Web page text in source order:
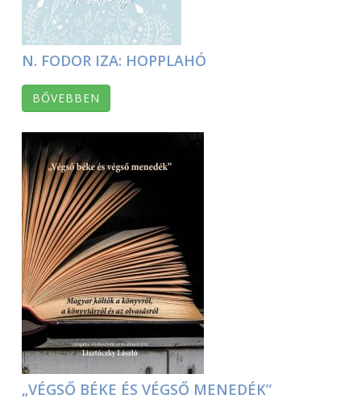
N. FODOR IZA: HOPPLAHÓ
BŐVEBBEN
„VÉGSŐ BÉKE ÉS VÉGSŐ MENEDÉK”